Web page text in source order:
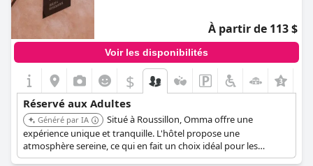
À partir de 113 $
Voir les disponibilités
$
Réservé aux Adultes
Généré par IA
Situé à Roussillon, Omma offre une
expérience unique et tranquille. L'hôtel propose une
atmosphère sereine, ce qui en fait un choix idéal pour les
adultes en quête d'une retraite paisible.